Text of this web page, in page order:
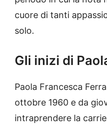
cuore di tanti
solo.
Gli inizi di
Paola Francesca
ottobre 1960 e da
intraprendere la